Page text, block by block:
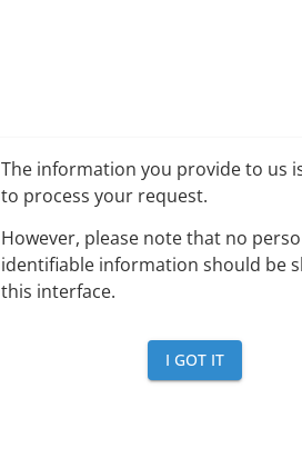
The information you provide to us
to process your request.
However, please note that no
identifiable information should be
this interface.
I GOT IT